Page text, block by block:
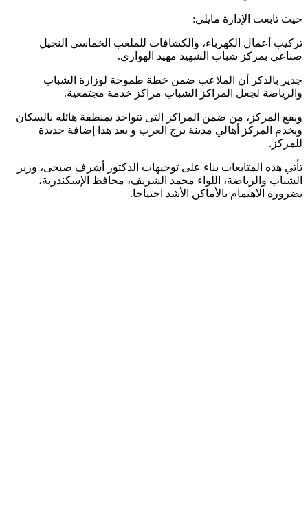
حيث تابعت الإدارة مايلي:
تركيب أعمال الكهرباء، والكشافات للملعب الخماسي النجيل
صناعي بمركز شباب الشهيد مهيد الهواري.
جدير بالذكر أن الملاعب ضمن خطة طموحة لوزارة الشباب
والرياضة لجعل المراكز الشباب مراكز خدمة مجتمعية.
ويقع المركز، من ضمن المراكز التى تتواجد بمنطقة هائله بالسكان
ويخدم المركز أهالي مدينة برج العرب و يعد هذا إضافة جديدة
للمركز.
تأتي هذه المتابعات بناء على توجيهات الدكتور أشرف صبحى، وزير
الشباب والرياضة، اللواء محمد الشريف، محافظ الإسكندرية،
بضرورة الاهتمام بالأماكن الأشد احتياجا.